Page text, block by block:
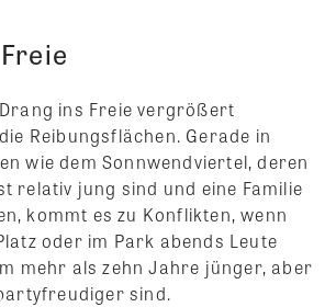
ins Freie vergrößert
Reibungsflächen. Gerade in
wie dem Sonnwendviertel, deren
relativ jung sind und eine Familie
kommt es zu Konflikten, wenn
oder im Park abends Leute
mehr als zehn Jahre jünger, aber
sind.